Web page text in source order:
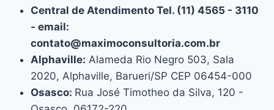
Central de Atendimento Tel. (11) 4565 - 3110
- email:
contato@maximoconsultoria.com.br
Alphaville: Alameda Rio Negro 503, Sala
2020, Alphaville, Barueri/SP CEP 06454-000
Osasco: Rua José Timotheo da Silva, 120 -